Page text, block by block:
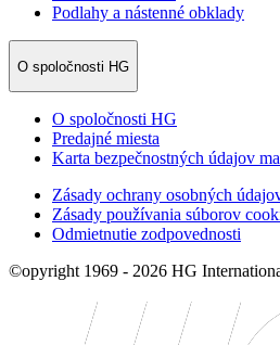
Podlahy a nástenné obklady
O spoločnosti HG
O spoločnosti HG
Predajné miesta
Karta bezpečnostných údajov
Zásady ochrany osobných
Zásady používania súborov
Odmietnutie zodpovednosti
©opyright 1969 - 2026 HG